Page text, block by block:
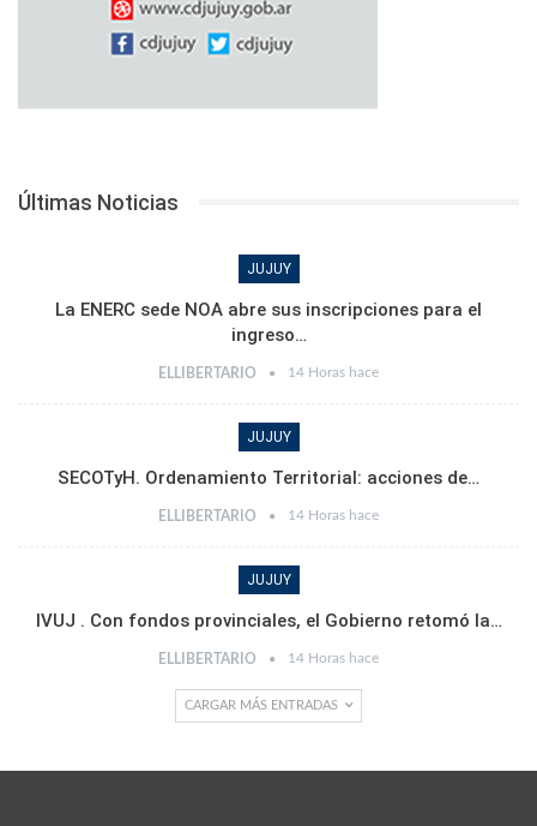
Últimas Noticias
JUJUY
La ENERC sede NOA abre sus inscripciones para el
ingreso…
ELLIBERTARIO 14 Horas hace
JUJUY
SECOTyH. Ordenamiento Territorial: acciones de…
ELLIBERTARIO 14 Horas hace
JUJUY
IVUJ . Con fondos provinciales, el Gobierno retomó la…
ELLIBERTARIO 14 Horas hace
CARGAR MÁS ENTRADAS